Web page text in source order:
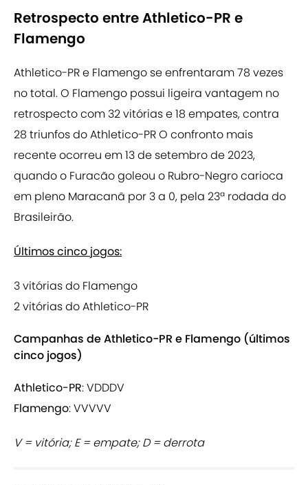
Retrospecto entre Athletico-PR e
Flamengo
Athletico-PR e Flamengo se enfrentaram 78 vezes
no total. O Flamengo possui ligeira vantagem no
retrospecto com 32 vitórias e 18 empates, contra
28 triunfos do Athletico-PR O confronto mais
recente ocorreu em 13 de setembro de 2023,
quando o Furacão goleou o Rubro-Negro carioca
em pleno Maracanã por 3 a 0, pela 23ª rodada do
Brasileirão.
Últimos cinco jogos:
3 vitórias do Flamengo
2 vitórias do Athletico-PR
Campanhas de Athletico-PR e Flamengo (últimos
cinco jogos)
Athletico-PR: VDDDV
Flamengo: VVVVV
V = vitória; E = empate; D = derrota